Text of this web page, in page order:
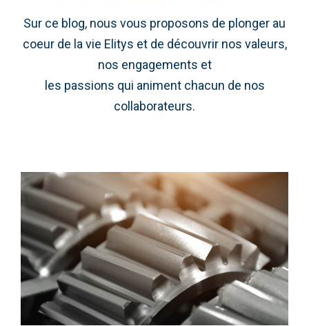
Sur ce blog, nous vous proposons de plonger au
coeur de la vie Elitys et de découvrir nos valeurs,
nos engagements et
les passions qui animent chacun de nos
collaborateurs.